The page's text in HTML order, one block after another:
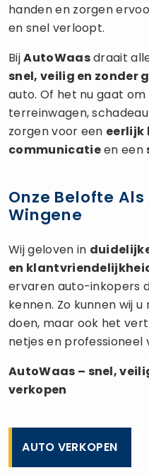
handen en zorgen
en snel verloopt.
BijAutoWaasdraait
snel, veilig en zonder
auto. Of het nu gaat
terreinwagen,
zorgen voor een eerlijk
communicatieen een
Onze Belofte
Wingene
Wij geloven in
en
ervaren auto-inkopers
kennen. Zo kunnen wij
doen, maar ook het
netjes en professioneel
AutoWaas – snel,
verkopen
AUTO VERKOPEN